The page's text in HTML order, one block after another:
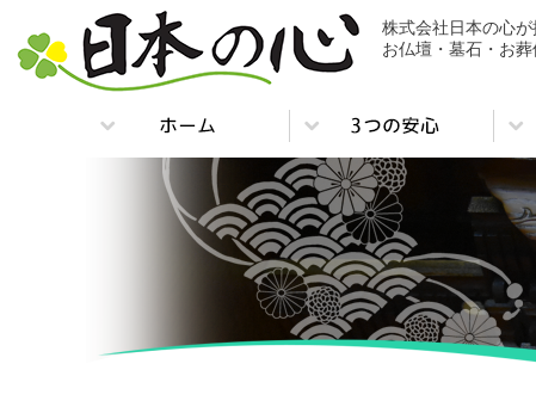
株式会社日本の心が
お仏壇・墓石・お